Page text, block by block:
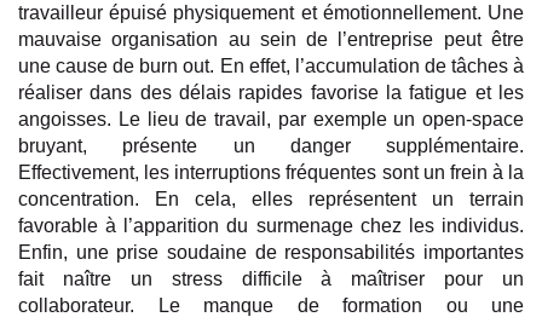
travailleur épuisé physiquement et émotionnellement. Une
mauvaise organisation au sein de l’entreprise peut être
une cause de burn out. En effet, l’accumulation de tâches à
réaliser dans des délais rapides favorise la fatigue et les
angoisses. Le lieu de travail, par exemple un open-space
bruyant, présente un danger supplémentaire.
Effectivement, les interruptions fréquentes sont un frein à la
concentration. En cela, elles représentent un terrain
favorable à l’apparition du surmenage chez les individus.
Enfin, une prise soudaine de responsabilités importantes
fait naître un stress difficile à maîtriser pour un
collaborateur. Le manque de formation ou une